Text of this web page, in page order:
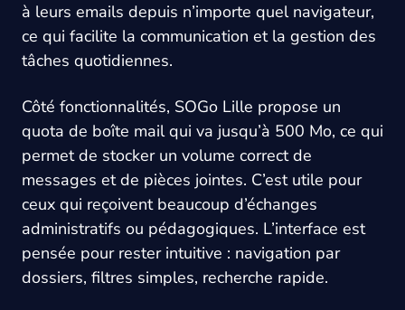
à leurs emails depuis n’importe quel navigateur,
ce qui facilite la communication et la gestion des
tâches quotidiennes.
Côté fonctionnalités, SOGo Lille propose un
quota de boîte mail qui va jusqu’à 500 Mo, ce qui
permet de stocker un volume correct de
messages et de pièces jointes. C’est utile pour
ceux qui reçoivent beaucoup d’échanges
administratifs ou pédagogiques. L’interface est
pensée pour rester intuitive : navigation par
dossiers, filtres simples, recherche rapide.